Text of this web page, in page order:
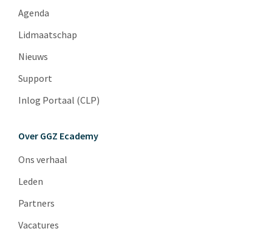
Agenda
Lidmaatschap
Nieuws
Support
Inlog Portaal (CLP)
Over GGZ Ecademy
Ons verhaal
Leden
Partners
Vacatures